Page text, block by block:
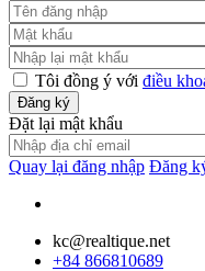
Tôi đồng ý với điều
Đăng ký
Đặt lại mật khẩu
Quay lại đăng nhập Đăng
kc@realtique.net
+84 866810689